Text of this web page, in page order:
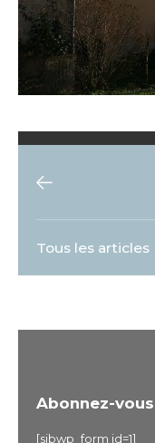
Tous les articles
Abonnez-
[sibwp_form id=1]